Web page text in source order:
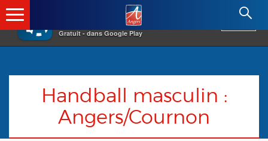
×
Gratuit - dans Google Play
Angers.fr : Retour à l'accueil
Handball masculin :
Angers/Cournon